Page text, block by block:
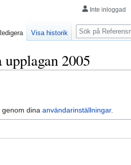
2005
dina användarinställningar.
Inte inloggad
Visa historik
Sök